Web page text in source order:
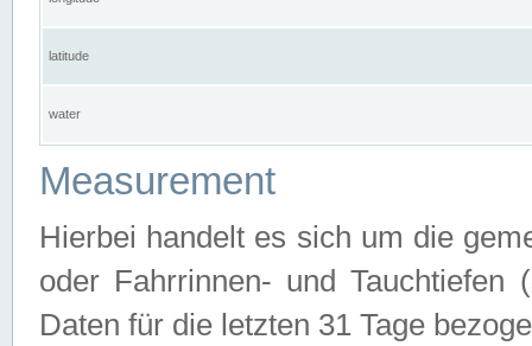
latitude
water
Measurement
Hierbei handelt es sich um die
oder Fahrrinnen- und Tauchtiefen
Daten für die letzten 31 Tage